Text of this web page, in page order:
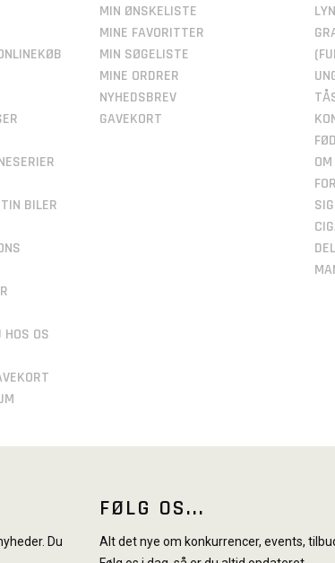
BILER
HOS OS
MIN ØNSKELISTE
MINE FAVORITTER
MIN SØGELISTE
MINE ORDRER
NYHEDSBREV
GAVEKORT
Du
FØLG OS...
Alt det nye om konkurrencer, events,